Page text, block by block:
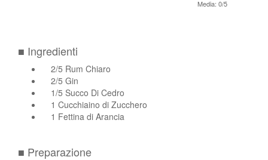
Media: 0/5
■ Ingredienti
2/5 Rum Chiaro
2/5 Gin
1/5 Succo Di Cedro
1 Cucchiaino di Zucchero
1 Fettina di Arancia
■ Preparazione